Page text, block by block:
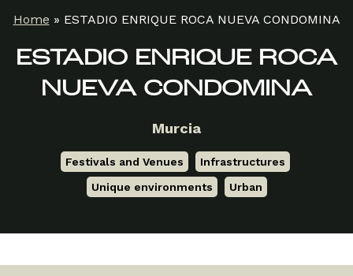
Home » ESTADIO ENRIQUE ROCA NUEVA CONDOMINA
ESTADIO ENRIQUE ROCA
NUEVA CONDOMINA
Murcia
Festivals and Venues Infrastructures
Unique environments
Urban